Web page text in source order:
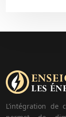
L’intégration de